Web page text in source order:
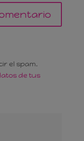
el spam.
de tus